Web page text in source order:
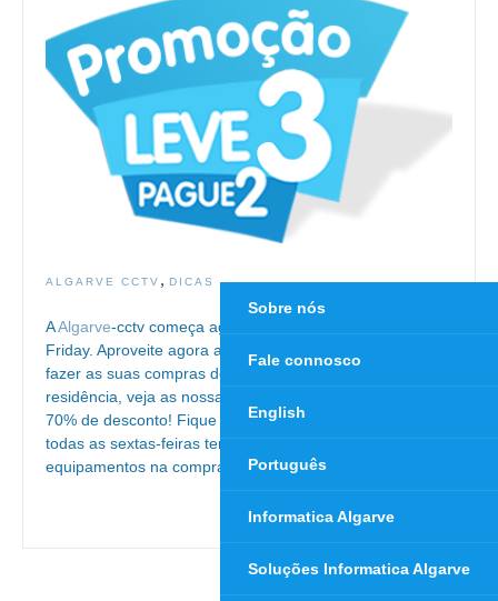
ALGARVE CCTV , DICAS
AAlgarve-cctv começa agora as suas promoções Black
Friday. Aproveite agora a Black Friday 2018/2019 para
fazer as suas compras de cctv para a sua empresa ou
residência, veja as nossas promoções que chegam até
70% de desconto! Fique atento à nossa loja online onde
todas as sextas-feiras temos artigos 3 em 2, onde leva 3
equipamentos na compra de…
Continue Reading
Sobre nós
Fale connosco
English
Português
Informatica Algarve
Soluções Informatica Algarve